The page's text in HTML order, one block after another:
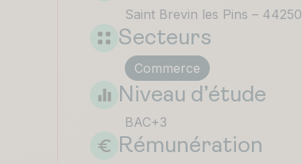
Saint Brevin les Pins – 44250
Secteurs
Commerce
Niveau d’étude
BAC+3
Rémunération